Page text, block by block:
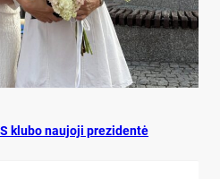
klu­bo nau­jo­ji pre­zi­dentė